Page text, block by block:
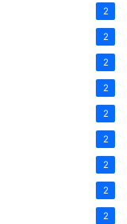
2
2
2
2
2
2
2
2
2